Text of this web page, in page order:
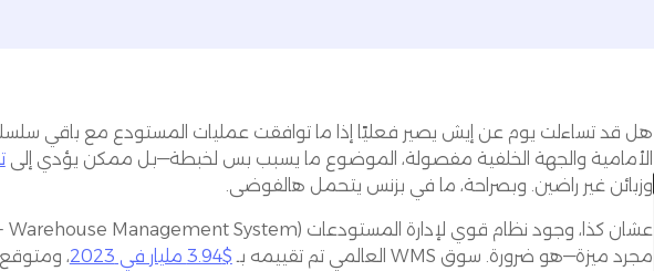
هل قد تساءلت يوم عن إيش يصير فعليًا إذا ما توافقت عمليات المستودع مع باقي سلسلة
الأمامية والجهة الخلفية مفصولة، الموضوع ما يسبب بس لخبطة—بل ممكن يؤدي إلى
وزبائن غير راضين. وبصراحة، ما في بزنس يتحمل هالفوضى.
عشان كذا، وجود نظام قوي لإدارة المستودعات (Warehouse Management System -
مجرد ميزة—هو ضرورة. سوق WMS العالمي تم تقييمه بـ
$3.94 مليار في 2023